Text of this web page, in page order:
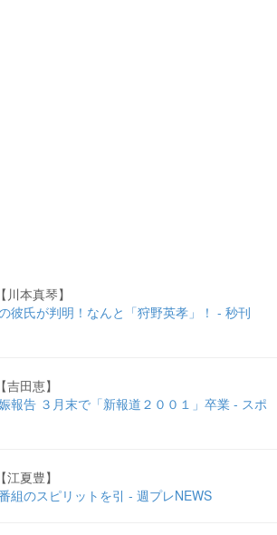
本真琴】
彼氏が判明！なんと「狩野英孝」！ - 秒刊
田恵】
報告 ３月末で「新報道２００１」卒業 - スポ
夏豊】
組のスピリットを引 - 週プレNEWS